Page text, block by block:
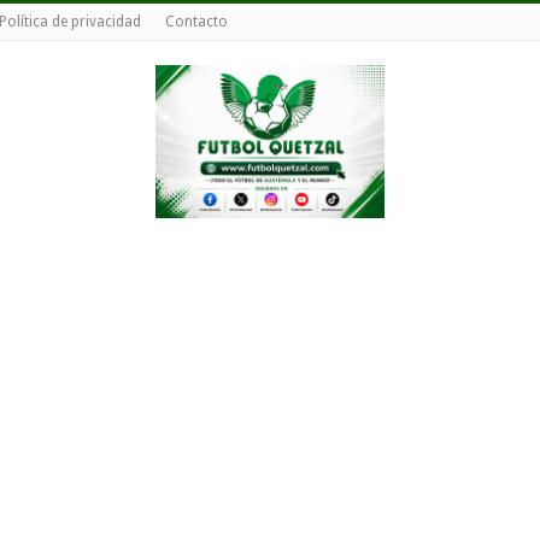
Política de privacidad Contacto